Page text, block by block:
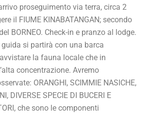
proseguimento via terra, circa 2
il FIUME KINABATANGAN; secondo
BORNEO. Check-in e pranzo al lodge.
si partirà con una barca
la fauna locale che in
concentrazione. Avremo
ORANGHI, SCIMMIE NASICHE,
DIVERSE SPECIE DI BUCERI E
che sono le componenti